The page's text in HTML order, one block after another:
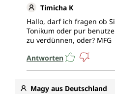
Timicha K
Hallo, darf ich fragen ob
Tonikum oder pur
zu verdünnen, oder? MFG
Antworten
Magy aus Deutschland